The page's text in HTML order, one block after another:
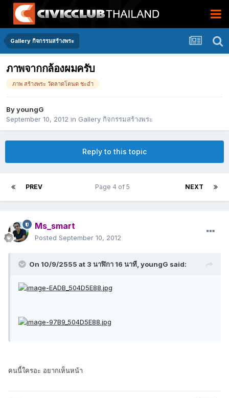
Gallery กิจกรรมสร้างพระ
ภาพจากกล้องผมครับ
ภาพ สร้างพระ วัดลาดโตนด ชะอำ
ByyoungG
September 10, 2012 in Gallery กิจกรรมสร้างพระ
Reply to this topic
PREV NEXT
Page 4 of 5
Ms_smart
Posted September 10, 2012
On 10/9/2555 at 3 นาฬิกา 16 นาที, youngG said:
คนนี้ใครอะ อยากเห็นหน้า